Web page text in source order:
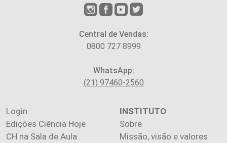
Central de Vendas:
0800 727 8999
WhatsApp:
(21) 97460-2560
Login
Edições Ciência Hoje
CH na Sala de Aula
INSTITUTO
Sobre
Missão, visão e valores